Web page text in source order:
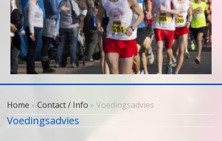
content
Home » Contact / Info » Voedingsadvies
Voedingsadvies